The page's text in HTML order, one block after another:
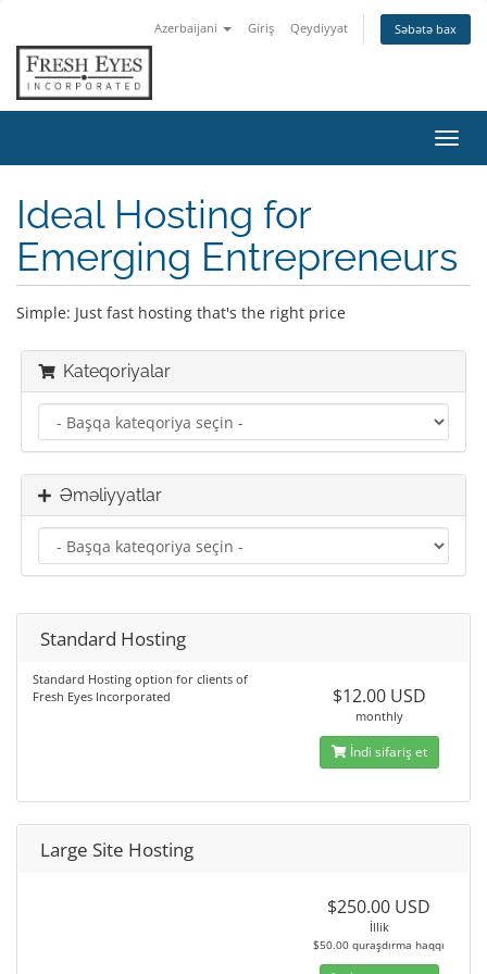
Azerbaijani Giriş Qeydiyyat Səbətə bax
keçid
Ideal Hosting for
Emerging Entrepreneurs
Simple: Just fast hosting that's the right price
Kateqoriyalar
Əməliyyatlar
Standard Hosting
Standard Hosting option for clients of
Fresh Eyes Incorporated
$12.00 USD
monthly
İndi sifariş et
Large Site Hosting
$250.00 USD
İllik
$50.00 quraşdırma haqqı